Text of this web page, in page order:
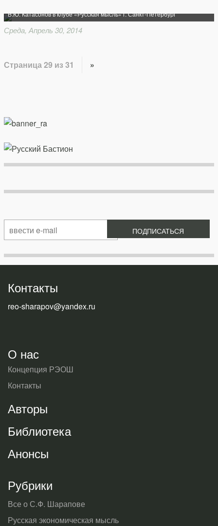
В.Ю. Катасонов в клубе «Русская мысль» г. Санкт-Петербург
Среда, Апрель 30, 2014
Страница 29 из 31 »
Контакты
reo-sharapov@yandex.ru
О нас
Концепция РЭОШ
Контакты
Авторы
Библиотека
Анонсы
Рубрики
Все о С.Ф. Шарапове
Русская экономическая мысль